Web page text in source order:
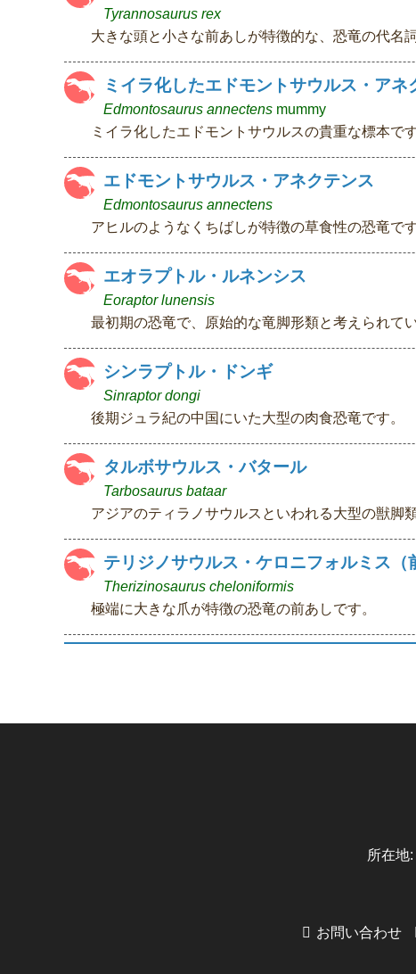
Tyrannosaurus rex
大きな頭と小さな前あしが特徴的な、恐竜の代名
ミイラ化したエドモントサウルス・アネ
Edmontosaurus annectens mummy
ミイラ化したエドモントサウルスの貴重な標本で
エドモントサウルス・アネクテンス
Edmontosaurus annectens
アヒルのようなくちばしが特徴の草食性の恐竜です
エオラプトル・ルネンシス
Eoraptor lunensis
最初期の恐竜で、原始的な竜脚形類と考えられてい
シンラプトル・ドンギ
Sinraptor dongi
後期ジュラ紀の中国にいた大型の肉食恐竜です。
タルボサウルス・バタール
Tarbosaurus bataar
アジアのティラノサウルスといわれる大型の獣脚
テリジノサウルス・ケロニフォルミス（
Therizinosaurus cheloniformis
極端に大きな爪が特徴の恐竜の前あしです。
所在地:
お問い合わせ